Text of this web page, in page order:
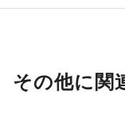
その他に関